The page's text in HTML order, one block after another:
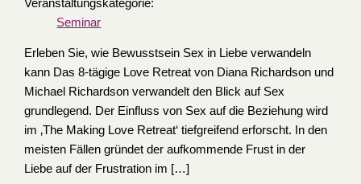
Veranstaltungskategorie:
Seminar
Erleben Sie, wie Bewusstsein Sex in Liebe verwandeln
kann Das 8-tägige Love Retreat von Diana Richardson und
Michael Richardson verwandelt den Blick auf Sex
grundlegend. Der Einfluss von Sex auf die Beziehung wird
im ‚The Making Love Retreat‘ tiefgreifend erforscht. In den
meisten Fällen gründet der aufkommende Frust in der
Liebe auf der Frustration im […]